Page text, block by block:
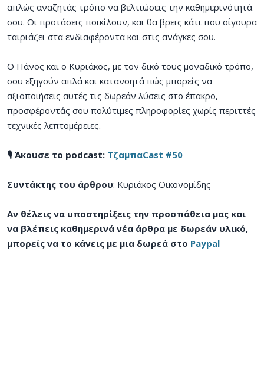
απλώς αναζητάς τρόπο να βελτιώσεις την καθημερινότητά
σου. Οι προτάσεις ποικίλουν, και θα βρεις κάτι που σίγουρα
ταιριάζει στα ενδιαφέροντα και στις ανάγκες σου.
Ο Πάνος και ο Κυριάκος, με τον δικό τους μοναδικό τρόπο,
σου εξηγούν απλά και κατανοητά πώς μπορείς να
αξιοποιήσεις αυτές τις δωρεάν λύσεις στο έπακρο,
προσφέροντάς σου πολύτιμες πληροφορίες χωρίς περιττές
τεχνικές λεπτομέρειες.
🎙️ Άκουσε το podcast: ΤζαμπαCast #50
Συντάκτης του άρθρου: Κυριάκος Οικονομίδης
Αν θέλεις να υποστηρίξεις την προσπάθεια μας και
να βλέπεις καθημερινά νέα άρθρα με δωρεάν υλικό,
μπορείς να το κάνεις με μια δωρεά στο Paypal